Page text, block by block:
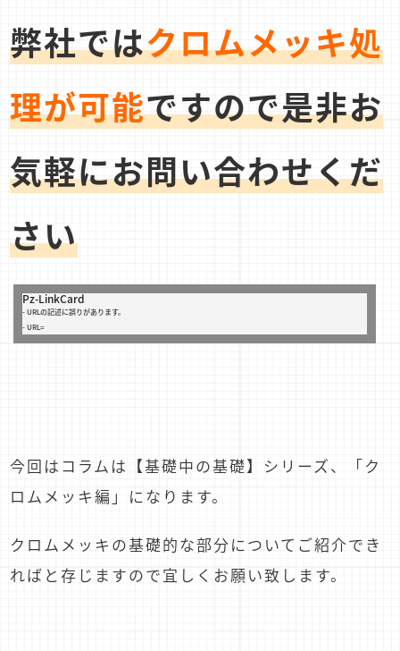
弊社ではクロムメッキ処
理が可能ですので是非お
気軽にお問い合わせくだ
さい
Pz-LinkCard
- URLの記述に誤りがあります。
- URL=
今回はコラムは【基礎中の基礎】シリーズ、「ク
ロムメッキ編」になります。
クロムメッキの基礎的な部分についてご紹介でき
ればと存じますので宜しくお願い致します。